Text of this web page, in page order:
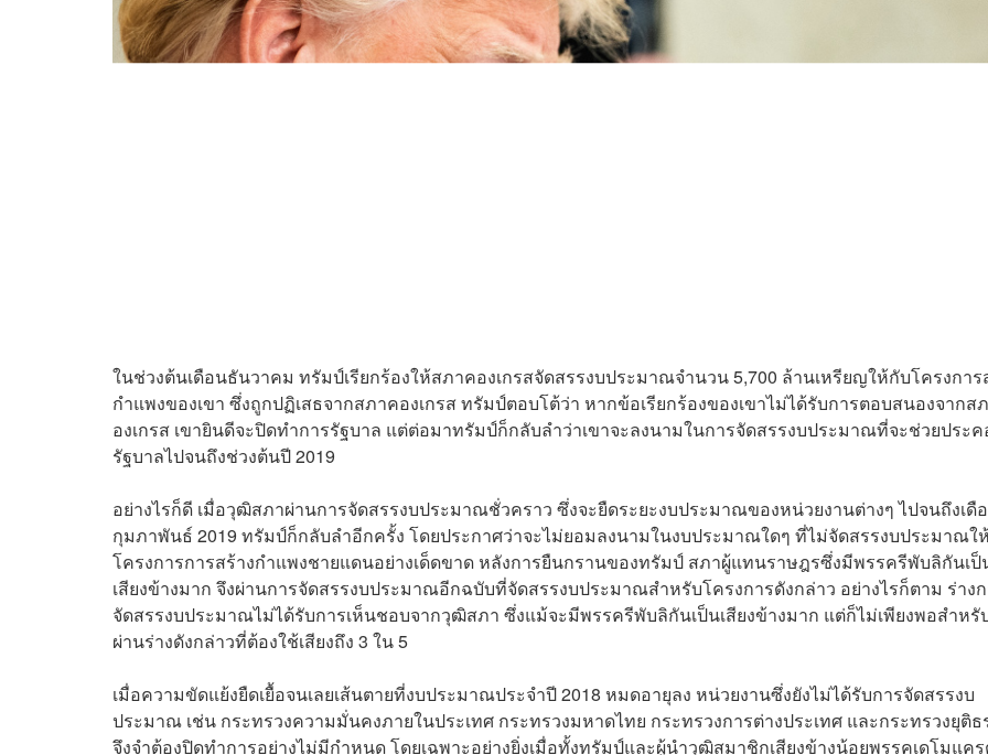
ในช่วงต้นเดือนธันวาคม ทรัมป์เรียกร้องให้สภาคองเกรสจัดสรรงบประมาณจำนวน 5,700 ล้านเหรียญให้กับโครงการ
กำแพงของเขา ซึ่งถูกปฏิเสธจากสภาคองเกรส ทรัมป์ตอบโต้ว่า หากข้อเรียกร้องของเขาไม่ได้รับการตอบสนองจากส
องเกรส เขายินดีจะปิดทำการรัฐบาล แต่ต่อมาทรัมป์ก็กลับลำว่าเขาจะลงนามในการจัดสรรงบประมาณที่จะช่วยประค
รัฐบาลไปจนถึงช่วงต้นปี 2019
อย่างไรก็ดี เมื่อวุฒิสภาผ่านการจัดสรรงบประมาณชั่วคราว ซึ่งจะยืดระยะงบประมาณของหน่วยงานต่างๆ ไปจนถึงเดื
กุมภาพันธ์ 2019 ทรัมป์ก็กลับลำอีกครั้ง โดยประกาศว่าจะไม่ยอมลงนามในงบประมาณใดๆ ที่ไม่จัดสรรงบประมาณใ
โครงการการสร้างกำแพงชายแดนอย่างเด็ดขาด หลังการยืนกรานของทรัมป์ สภาผู้แทนราษฎรซึ่งมีพรรครีพับลิกันเป็
เสียงข้างมาก จึงผ่านการจัดสรรงบประมาณอีกฉบับที่จัดสรรงบประมาณสำหรับโครงการดังกล่าว อย่างไรก็ตาม ร่าง
จัดสรรงบประมาณไม่ได้รับการเห็นชอบจากวุฒิสภา ซึ่งแม้จะมีพรรครีพับลิกันเป็นเสียงข้างมาก แต่ก็ไม่เพียงพอสำหรั
ผ่านร่างดังกล่าวที่ต้องใช้เสียงถึง 3 ใน 5
เมื่อความขัดแย้งยืดเยื้อจนเลยเส้นตายที่งบประมาณประจำปี 2018 หมดอายุลง หน่วยงานซึ่งยังไม่ได้รับการจัดสรรงบ
ประมาณ เช่น กระทรวงความมั่นคงภายในประเทศ กระทรวงมหาดไทย กระทรวงการต่างประเทศ และกระทรวงยุติธ
จึงจำต้องปิดทำการอย่างไม่มีกำหนด โดยเฉพาะอย่างยิ่งเมื่อทั้งทรัมป์และผู้นำวุฒิสมาชิกเสียงข้างน้อยพรรคเดโมแค